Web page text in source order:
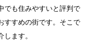
でも住みやすいと評判で
すすめの街です。そこで
します。